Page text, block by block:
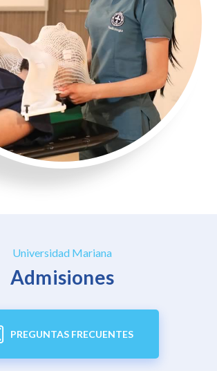
Universidad Mariana
Admisiones
PREGUNTAS FRECUENTES